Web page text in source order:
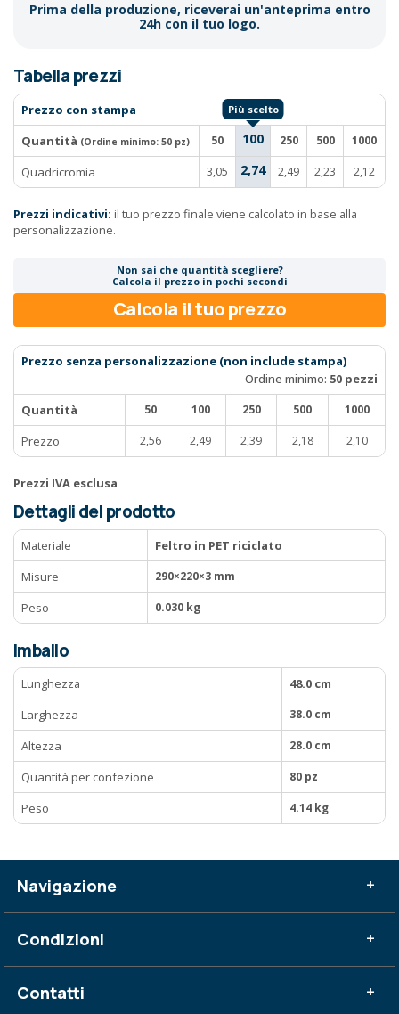
Prima della produzione, riceverai un'anteprima entro
24h con il tuo logo.
Tabella prezzi
Prezzo con stampa
Quantità (Ordine minimo: 50 pz) 50 100 250 500 1000
Quadricromia 3,05 2,74 2,49 2,23 2,12
Prezzi indicativi: il tuo prezzo finale viene calcolato in base alla
personalizzazione.
Non sai che quantità scegliere?
Calcola il prezzo in pochi secondi
Calcola il tuo prezzo
Prezzo senza personalizzazione (non include stampa)
Ordine minimo: 50 pezzi
Quantità
50 100 250 500 1000
Prezzo 2,56 2,49 2,39 2,18 2,10
Prezzi IVA esclusa
Dettagli del prodotto
Materiale
Feltro in PET riciclato
Misure
290×220×3 mm
Peso 0.030 kg
Imballo
Lunghezza
48.0 cm
Larghezza
38.0 cm
Altezza 28.0 cm
Quantità per confezione 80 pz
Peso 4.14 kg
Navigazione +
Condizioni +
Contatti +